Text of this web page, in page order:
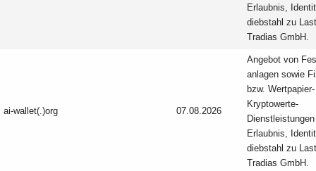
Erlaubnis,
diebstahl zu
Tradias GmbH.
ai-wallet(.)org 07.08.2026
Angebot von
anlagen sowie
bzw.
Kryptowerte-
Erlaubnis,
diebstahl zu
Tradias GmbH.